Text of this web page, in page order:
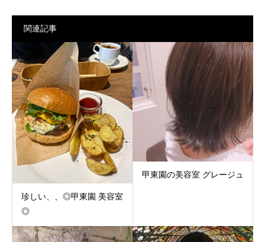
関連記事
珍しい、、◎甲東園 美容室
◎
甲東園の美容室 グレージュ